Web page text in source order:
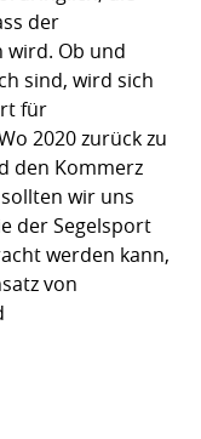
der
Ob und
sind, wird sich
für
2020 zurück zu
den Kommerz
wir uns
der Segelsport
werden kann,
von